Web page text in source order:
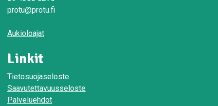
protu@protu.fi
Aukioloajat
Linkit
Tietosuojaseloste
Saavutettavuusseloste
Palveluehdot